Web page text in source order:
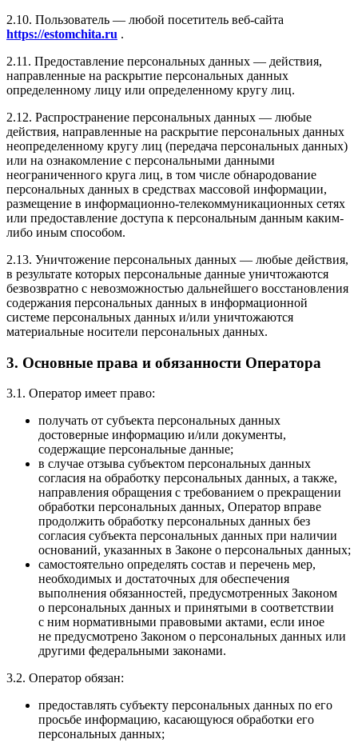
2.10. Пользователь — любой посетитель веб-сайта
https://estomchita.ru .
2.11. Предоставление персональных данных — действия,
направленные на раскрытие персональных данных
определенному лицу или определенному кругу лиц.
2.12. Распространение персональных данных — любые
действия, направленные на раскрытие персональных данных
неопределенному кругу лиц (передача персональных данных)
или на ознакомление с персональными данными
неограниченного круга лиц, в том числе обнародование
персональных данных в средствах массовой информации,
размещение в информационно-телекоммуникационных сетях
или предоставление доступа к персональным данным каким-
либо иным способом.
2.13. Уничтожение персональных данных — любые действия,
в результате которых персональные данные уничтожаются
безвозвратно с невозможностью дальнейшего восстановления
содержания персональных данных в информационной
системе персональных данных и/или уничтожаются
материальные носители персональных данных.
3. Основные права и обязанности Оператора
3.1. Оператор имеет право:
получать от субъекта персональных данных
достоверные информацию и/или документы,
содержащие персональные данные;
в случае отзыва субъектом персональных данных
согласия на обработку персональных данных, а также,
направления обращения с требованием о прекращении
обработки персональных данных, Оператор вправе
продолжить обработку персональных данных без
согласия субъекта персональных данных при наличии
оснований, указанных в Законе о персональных данных;
самостоятельно определять состав и перечень мер,
необходимых и достаточных для обеспечения
выполнения обязанностей, предусмотренных Законом
о персональных данных и принятыми в соответствии
с ним нормативными правовыми актами, если иное
не предусмотрено Законом о персональных данных или
другими федеральными законами.
3.2. Оператор обязан:
предоставлять субъекту персональных данных по его
просьбе информацию, касающуюся обработки его
персональных данных;